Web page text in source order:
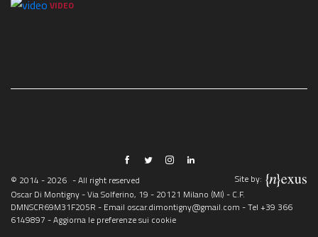
VIDEO
© 2014 - 2026 - All right reserved
Site by:
Oscar Di Montigny - Via Solferino, 19 - 20121 Milano (MI) - C.F.
DMNSCR69M31F205R - Email oscar.dimontigny@gmail.com - Tel +39 366
6149897 -Aggiorna le preferenze sui cookie